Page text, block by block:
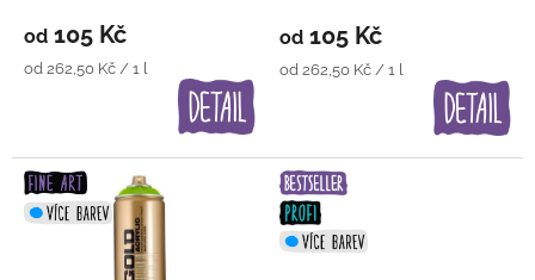
ůod 105 Kč
Měrná
od 262,50 Kč / 1 l
od 105 Kč
Měrná
od 262,50 Kč / 1 l